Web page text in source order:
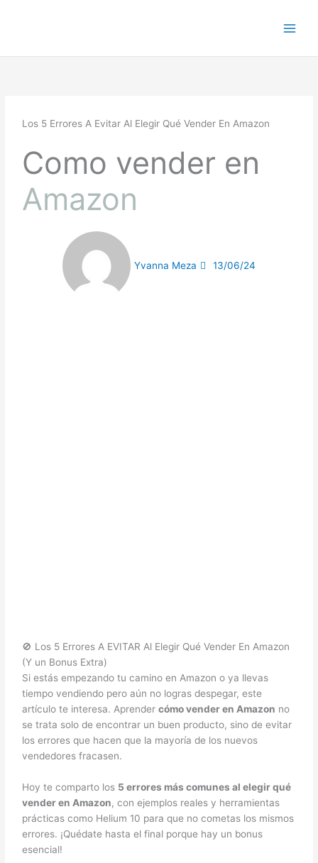
Los 5 Errores A Evitar Al Elegir Qué Vender En Amazon
Como vender en
Amazon
Yvanna Meza 13/06/24
🚫 Los 5 Errores A EVITAR Al Elegir Qué Vender En Amazon
(Y un Bonus Extra)
Si estás empezando tu camino en Amazon o ya llevas
tiempo vendiendo pero aún no logras despegar, este
artículo te interesa. Aprendercómo vender en Amazon no
se trata solo de encontrar un buen producto, sino de evitar
los errores que hacen que la mayoría de los nuevos
vendedores fracasen.
Hoy te comparto los 5 errores más comunes al elegir qué
vender en Amazon, con ejemplos reales y herramientas
prácticas como Helium 10 para que no cometas los mismos
errores. ¡Quédate hasta el final porque hay un bonus
esencial!